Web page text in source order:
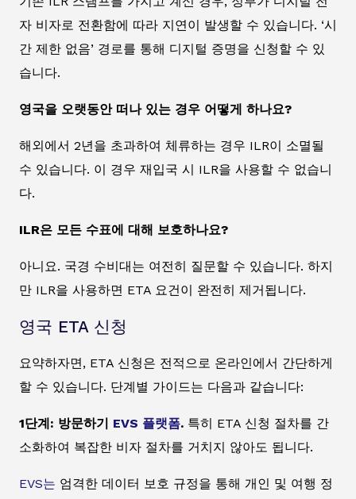
자 비자로 전환함에 따라 지연이 발생할 수 있습니다. ‘시
간 제한 없음’ 경로를 통해 디지털 증명을 신청할 수 있
습니다.
영국을 오랫동안 떠나 있는 경우 어떻게 하나요?
해외에서 2년을 초과하여 체류하는 경우 ILR이 소멸될
수 있습니다. 이 경우 재입국 시 ILR을 사용할 수 없습니
다.
ILR은 모든 수표에 대해 보호하나요?
아니요. 국경 수비대는 여전히 질문할 수 있습니다. 하지
만 ILR을 사용하면 ETA 요건이 완전히 제거됩니다.
영국 ETA 신청
요약하자면, ETA 신청은 전적으로 온라인에서 간단하게
할 수 있습니다. 단계별 가이드는 다음과 같습니다:
1단계: 방문하기 EVS 플랫폼. 특히 ETA 신청 절차를 간
소화하여 복잡한 비자 절차를 거치지 않아도 됩니다.
EVS는 엄격한 데이터 보호 규정을 통해 개인 및 여행 정